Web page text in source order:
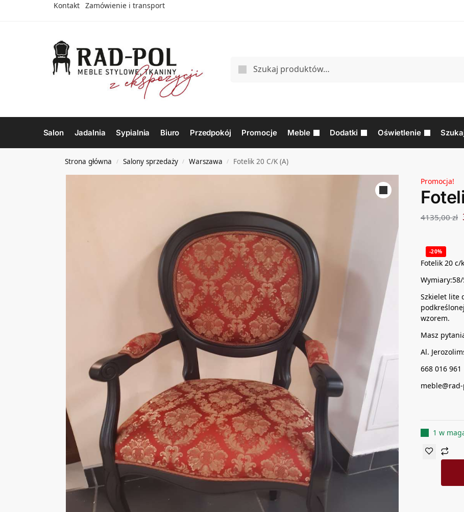
Kontakt Zamówienie i transport
Salon Jadalnia Sypialnia Biuro Przedpokój Promocje Meble Dodatki Oświetlenie
Strona główna / Salony sprzedaży / Warszawa / Fotelik 20 C/K (A)
Promocja!
4135,00zł
-20%
Fotelik 20 c/k
Szkielet lite
wzorem.
Masz
Al.
668 016 961
1 w